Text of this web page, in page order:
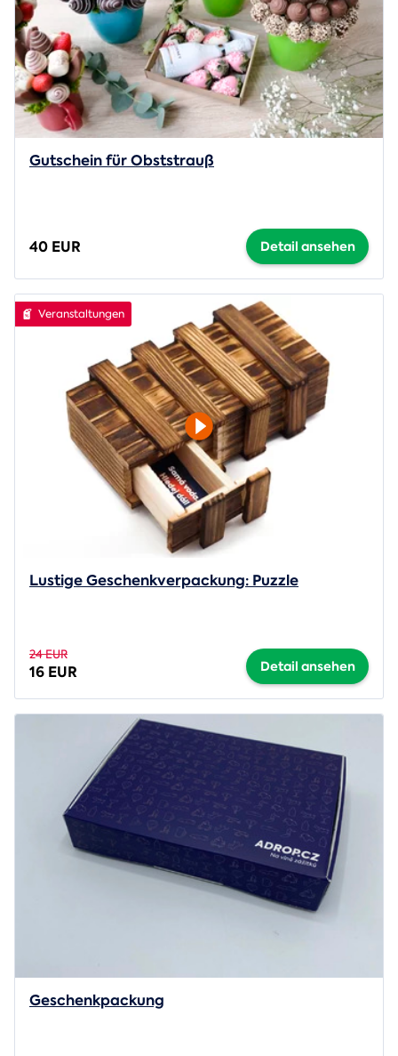
Gutschein für Obststrauß
40 EUR Detail ansehen
Veranstaltungen
Lustige Geschenkverpackung: Puzzle
24 EUR
16 EUR Detail ansehen
Geschenkpackung